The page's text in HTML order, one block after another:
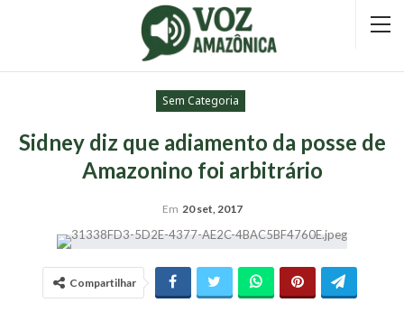
Sem Categoria
Sidney diz que adiamento da posse de
Amazonino foi arbitrário
Em 20 set, 2017
Compartilhar